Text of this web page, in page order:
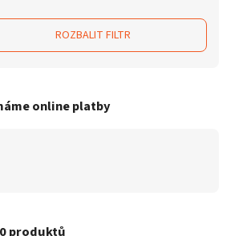
ROZBALIT FILTR
online platby
produktů